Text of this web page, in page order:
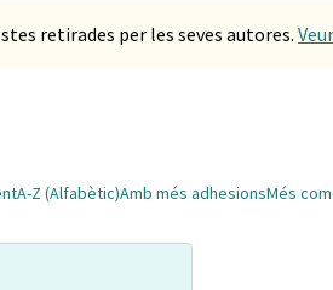
retirades per les seves autores.
A-Z (Alfabètic)Amb més adhesionsMés